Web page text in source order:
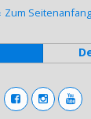
Zum Seitenanfang